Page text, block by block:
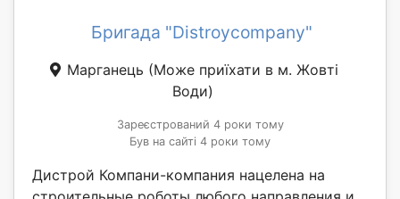
Бригада "Distroycompany"
Марганець (Може приїхати в м. Жовті
Води)
Зареєстрований 4 роки тому
Був на сайті 4 роки тому
Дистрой Компани-компания нацелена на